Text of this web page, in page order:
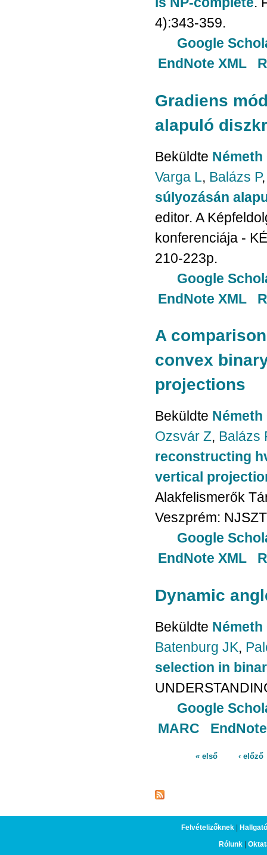
4):343-359.
Google
EndNote XML
Gradiens
alapuló
Beküldte Németh
Varga L, Balázs P
súlyozásán
editor. A
konferenciája -
210-223p.
Google
EndNote XML
A
convex
projections
Beküldte Németh
Ozsvár Z, Balázs
reconstructing
vertical
Alakfelismerők
Veszprém:
Google
EndNote XML
Dynamic
Beküldte Németh
Batenburg JK,
selection in
Google
MARC
« első ‹ előző
Felvételizőknek|
Rólunk|